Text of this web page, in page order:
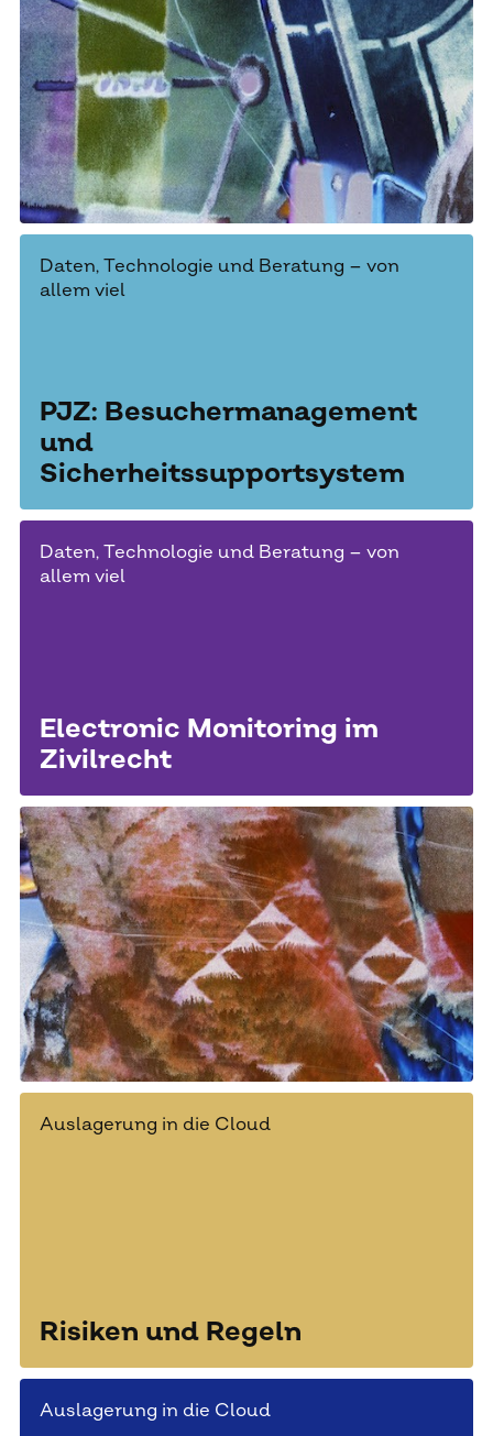
PJZ: Besuchermanagement
und
Sicherheitssupportsystem
Daten, Technologie und Beratung – von
allem viel
Electronic Monitoring im
Zivilrecht
Daten, Technologie und Beratung – von
allem viel
Risiken und Regeln
Auslagerung in die Cloud
Auslagerung in die Cloud